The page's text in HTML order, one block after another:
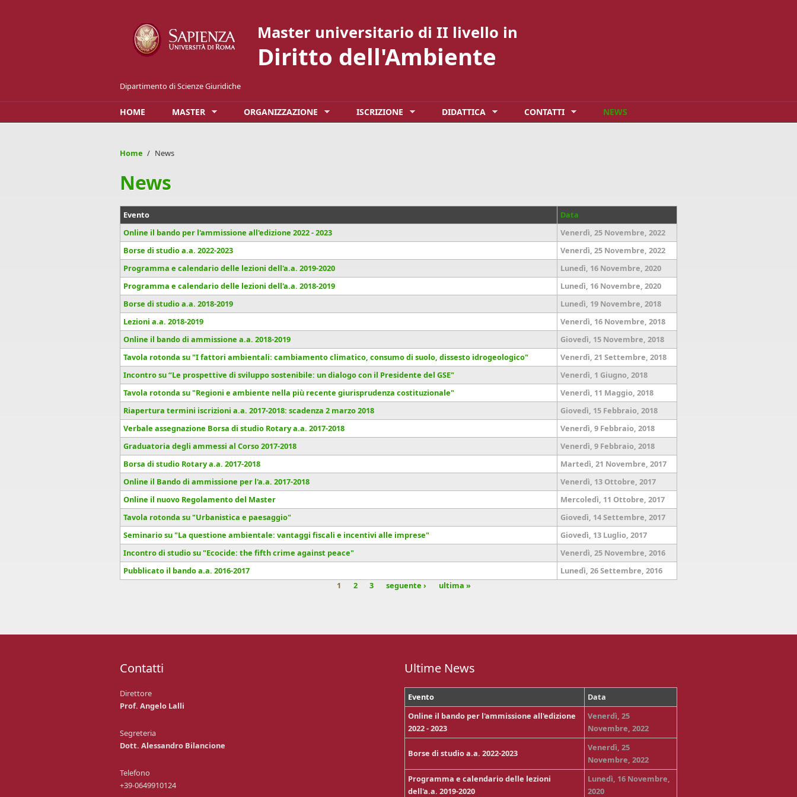
Master universitario di II livello in
Diritto dell'Ambiente
Dipartimento di Scienze Giuridiche
HOME MASTER ORGANIZZAZIONE ISCRIZIONE DIDATTICA CONTATTI NEWS
Home / News
News
Evento
Data
Online il bando per l'ammissione all'edizione 2022 - 2023
Venerdì, 25 Novembre, 2022
Borse di studio a.a. 2022-2023
Venerdì, 25 Novembre, 2022
Programma e calendario delle lezioni dell'a.a. 2019-2020
Lunedì, 16 Novembre, 2020
Programma e calendario delle lezioni dell'a.a. 2018-2019
Lunedì, 16 Novembre, 2020
Borse di studio a.a. 2018-2019
Lunedì, 19 Novembre, 2018
Lezioni a.a. 2018-2019
Venerdì, 16 Novembre, 2018
Online il bando di ammissione a.a. 2018-2019
Giovedì, 15 Novembre, 2018
Tavola rotonda su "I fattori ambientali: cambiamento climatico, consumo di suolo, dissesto idrogeologico"
Venerdì, 21 Settembre, 2018
Incontro su “Le prospettive di sviluppo sostenibile: un dialogo con il Presidente del GSE"
Venerdì, 1 Giugno, 2018
Tavola rotonda su "Regioni e ambiente nella più recente giurisprudenza costituzionale"
Venerdì, 11 Maggio, 2018
Riapertura termini iscrizioni a.a. 2017-2018: scadenza 2 marzo 2018
Giovedì, 15 Febbraio, 2018
Verbale assegnazione Borsa di studio Rotary a.a. 2017-2018
Venerdì, 9 Febbraio, 2018
Graduatoria degli ammessi al Corso 2017-2018
Venerdì, 9 Febbraio, 2018
Borsa di studio Rotary a.a. 2017-2018
Martedì, 21 Novembre, 2017
Online il Bando di ammissione per l'a.a. 2017-2018
Venerdì, 13 Ottobre, 2017
Online il nuovo Regolamento del Master
Mercoledì, 11 Ottobre, 2017
Tavola rotonda su "Urbanistica e paesaggio"
Giovedì, 14 Settembre, 2017
Seminario su "La questione ambientale: vantaggi fiscali e incentivi alle imprese"
Giovedì, 13 Luglio, 2017
Incontro di studio su "Ecocide: the fifth crime against peace"
Venerdì, 25 Novembre, 2016
Pubblicato il bando a.a. 2016-2017
Lunedì, 26 Settembre, 2016
1 2 3 seguente › ultima »
Contatti
Direttore
Prof. Angelo Lalli
Segreteria
Dott. Alessandro Bilancione
Telefono
+39-0649910124
Ultime News
Evento
Data
Online il bando per l'ammissione all'edizione
2022 - 2023
Venerdì, 25
Novembre, 2022
Borse di studio a.a. 2022-2023
Venerdì, 25
Novembre, 2022
Programma e calendario delle lezioni
dell'a.a. 2019-2020
Lunedì, 16 Novembre,
2020